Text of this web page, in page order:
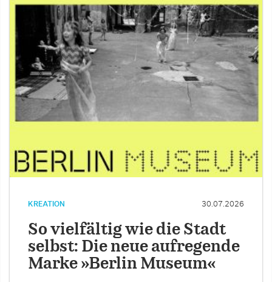
KREATION 30.07.2026
So vielfältig wie die Stadt
selbst: Die neue aufregende
Marke »Berlin Museum«